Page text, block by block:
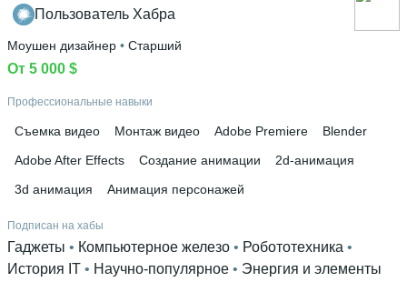
Пользователь Хабра
Моушен дизайнер • Старший
От 5 000 $
Профессиональные навыки
Съемка видео Монтаж видео Adobe Premiere
Blender
Adobe After Effects
Создание анимации
2d-анимация
3d анимация
Анимация персонажей
Подписан на хабы
Гаджеты • Компьютерное железо • Робототехника
История IT • Научно-популярное • Энергия и элементы